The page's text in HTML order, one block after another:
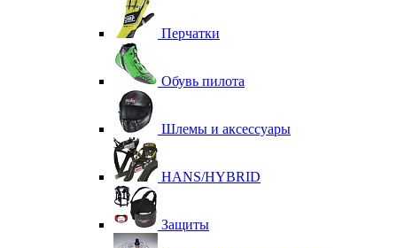
Перчатки
Обувь пилота
Шлемы и аксессуары
HANS/HYBRID
Защиты